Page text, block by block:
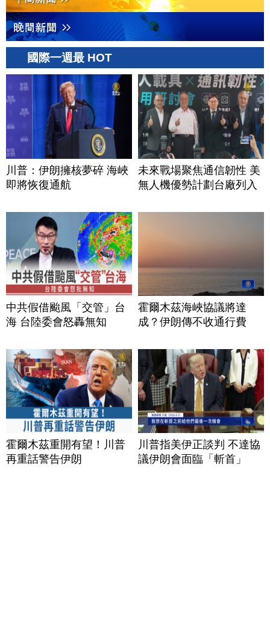
國際一週最 HOT
川普：伊朗擁核夢碎 海峽
即將恢復通航
未來戰場聚焦通信韌性 美
無人機優勢計劃台廠列入
中共假借颱風「交管」台
海 台陸委會怒轟無知
霍爾木茲海峽協議將達
成？伊朗傳不收通行費
霍爾木茲重開有望！川普
再重話警告伊朗
川普指美伊正談判 不達協
議伊朗會面臨「斬首」